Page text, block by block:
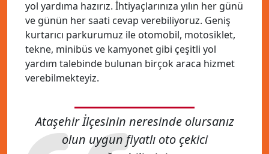
yol yardıma hazırız. İhtiyaçlarınıza yılın her günü
ve günün her saati cevap verebiliyoruz. Geniş
kurtarıcı parkurumuz ile otomobil, motosiklet,
tekne, minibüs ve kamyonet gibi çeşitli yol
yardım talebinde bulunan birçok araca hizmet
verebilmekteyiz.
Ataşehir İlçesinin neresinde olursanız
olun uygun fiyatlı oto çekici